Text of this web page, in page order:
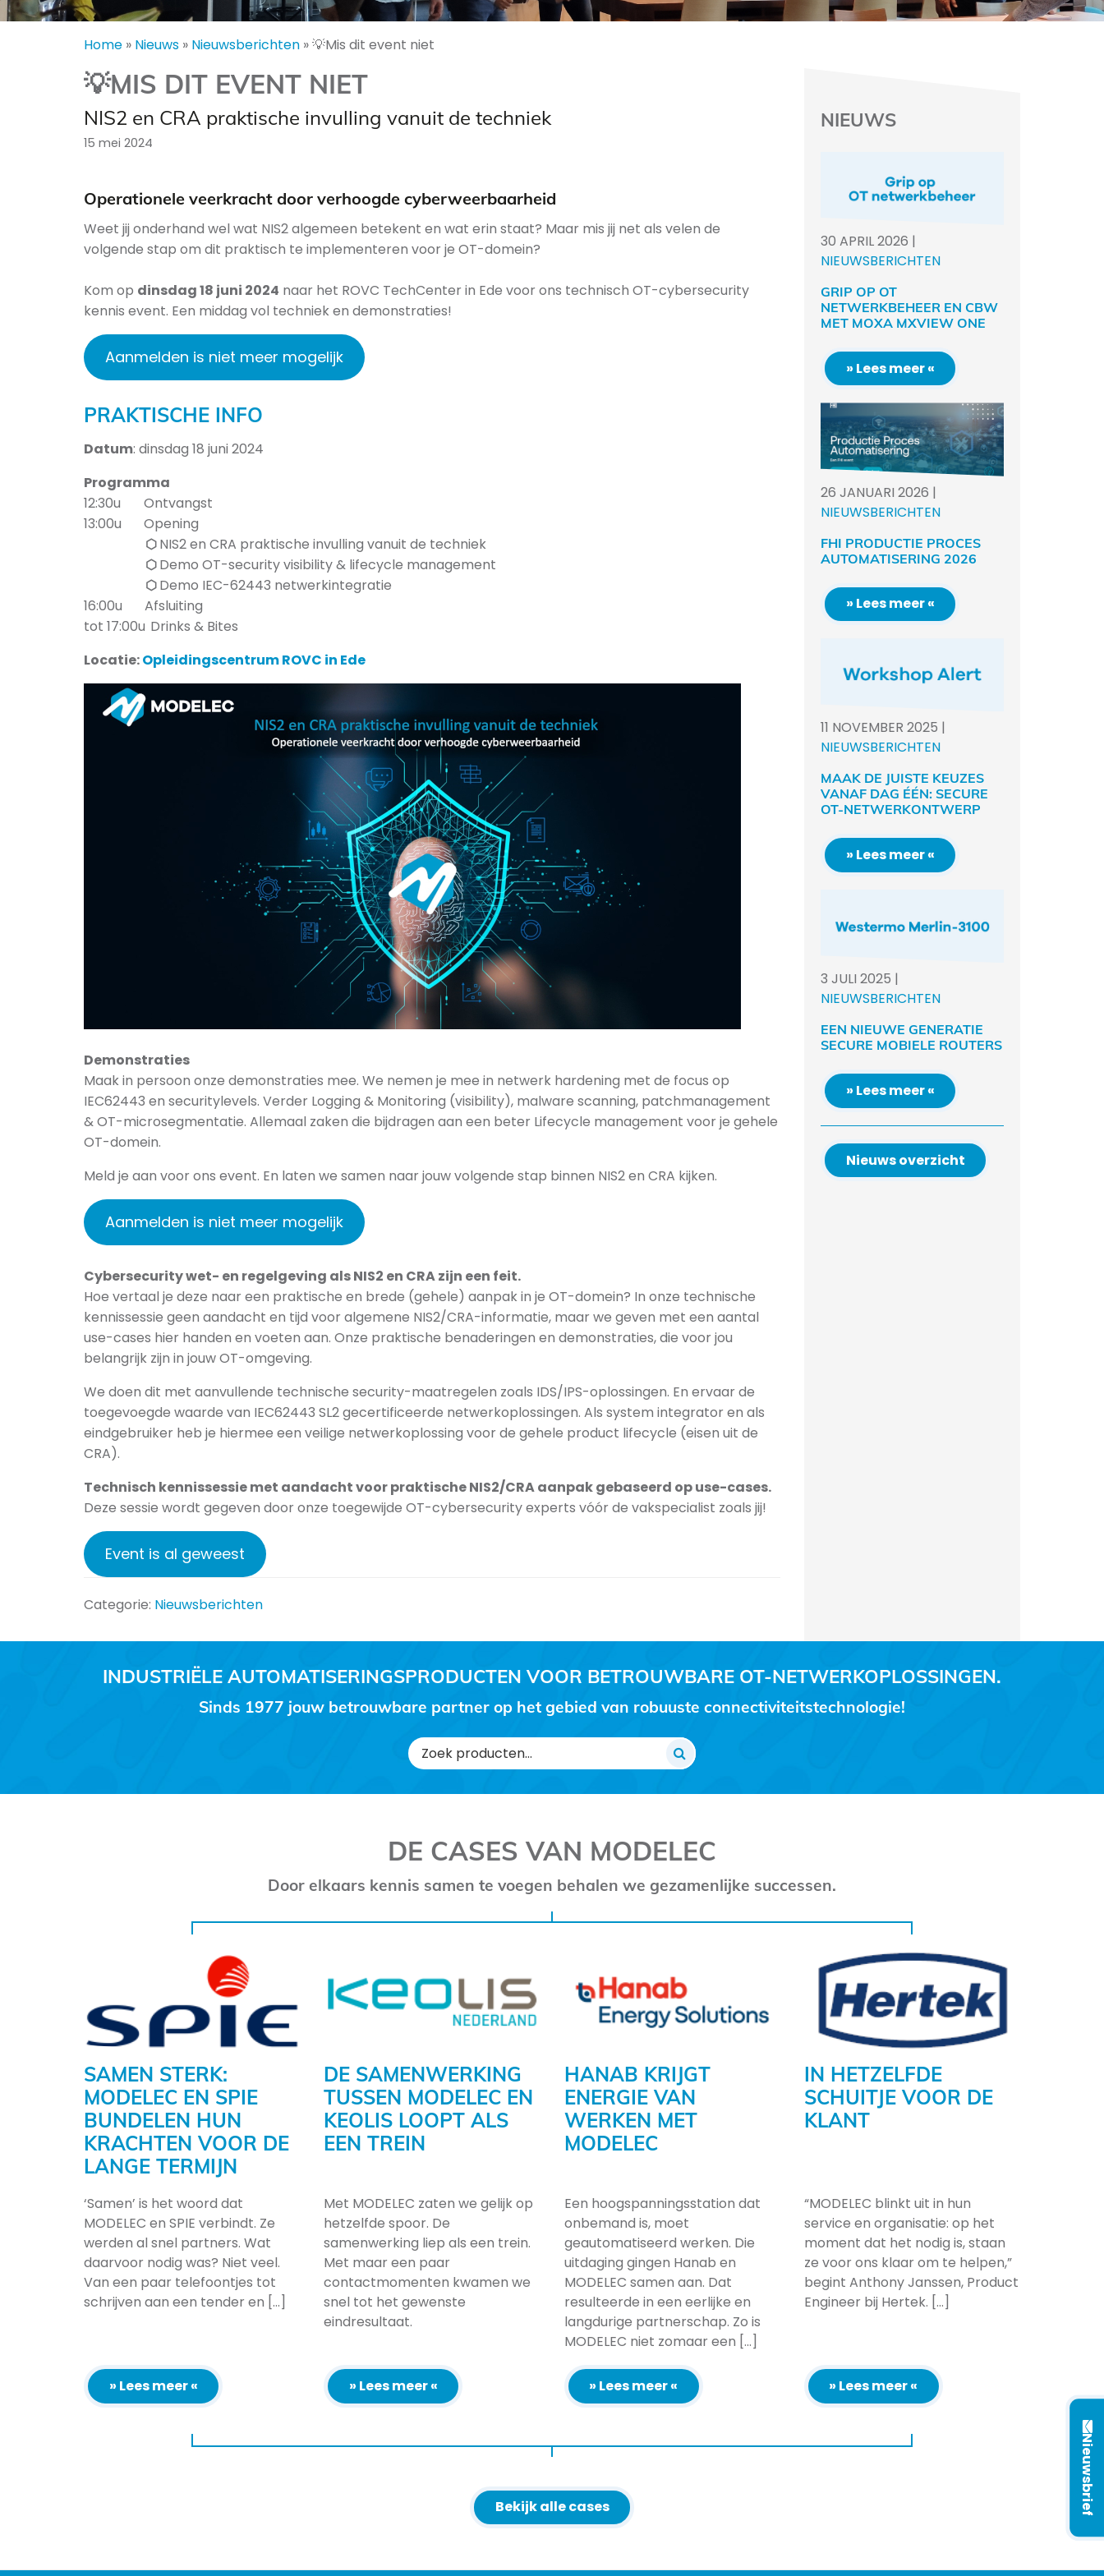
Home » Nieuws » Nieuwsberichten »💡Mis dit event niet
💡MIS DIT EVENT NIET
NIS2 en CRA praktische invulling vanuit de techniek
15 mei 2024
Operationele veerkracht door verhoogde cyberweerbaarheid
Weet jij onderhand wel wat NIS2 algemeen betekent en wat erin staat? Maar mis jij net als velen de
volgende stap om dit praktisch te implementeren voor je OT-domein?
Kom op dinsdag 18 juni 2024 naar het ROVC TechCenter in Ede voor ons technisch OT-cybersecurity
kennis event. Een middag vol techniek en demonstraties!
Aanmelden is niet meer mogelijk
PRAKTISCHE INFO
Datum: dinsdag 18 juni 2024
Programma
12:30u
Ontvangst
13:00u
Opening
⬡NIS2 en CRA praktische invulling vanuit de techniek
⬡Demo OT-security visibility & lifecycle management
⬡Demo IEC-62443 netwerkintegratie
16:00u
Afsluiting
tot 17:00u Drinks & Bites
Locatie:Opleidingscentrum ROVC in Ede
Demonstraties
Maak in persoon onze demonstraties mee. We nemen je mee in netwerk hardening met de focus op
IEC62443 en securitylevels. Verder Logging & Monitoring (visibility), malware scanning, patchmanagement
& OT-microsegmentatie. Allemaal zaken die bijdragen aan een beter Lifecycle management voor je gehele
OT-domein.
Meld je aan voor ons event. En laten we samen naar jouw volgende stap binnen NIS2 en CRA kijken.
Aanmelden is niet meer mogelijk
Cybersecurity wet- en regelgeving als NIS2 en CRA zijn een feit.
Hoe vertaal je deze naar een praktische en brede (gehele) aanpak in je OT-domein? In onze technische
kennissessie geen aandacht en tijd voor algemene NIS2/CRA-informatie, maar we geven met een aantal
use-cases hier handen en voeten aan. Onze praktische benaderingen en demonstraties, die voor jou
belangrijk zijn in jouw OT-omgeving.
We doen dit met aanvullende technische security-maatregelen zoals IDS/IPS-oplossingen. En ervaar de
toegevoegde waarde van IEC62443 SL2 gecertificeerde netwerkoplossingen. Als system integrator en als
eindgebruiker heb je hiermee een veilige netwerkoplossing voor de gehele product lifecycle (eisen uit de
CRA).
Technisch kennissessie met aandacht voor praktische NIS2/CRA aanpak gebaseerd op use-cases.
Deze sessie wordt gegeven door onze toegewijde OT-cybersecurity experts vóór de vakspecialist zoals jij!
Event is al geweest
Categorie: Nieuwsberichten
NIEUWS
30 APRIL2026 |
NIEUWSBERICHTEN
GRIP OP OT
NETWERKBEHEER EN CBW
MET MOXA MXVIEW ONE
» Lees meer «
26 JANUARI 2026 |
NIEUWSBERICHTEN
FHI PRODUCTIE PROCES
AUTOMATISERING 2026
» Lees meer «
11 NOVEMBER 2025 |
NIEUWSBERICHTEN
MAAK DE JUISTE KEUZES
VANAF DAG ÉÉN: SECURE
OT-NETWERKONTWERP
» Lees meer «
3 JULI 2025 |
NIEUWSBERICHTEN
EEN NIEUWE GENERATIE
SECURE MOBIELE ROUTERS
» Lees meer «
Nieuws overzicht
INDUSTRIËLE AUTOMATISERINGSPRODUCTEN VOOR BETROUWBARE OT-NETWERKOPLOSSINGEN.
Sinds 1977 jouw betrouwbare partner op het gebied van robuuste connectiviteitstechnologie!
Zoeken
naar:
DE CASES VAN MODELEC
Door elkaars kennis samen te voegen behalen we gezamenlijke successen.
SAMEN STERK:
MODELEC EN SPIE
BUNDELEN HUN
KRACHTEN VOOR DE
LANGE TERMIJN
‘Samen’ is het woord dat
MODELEC en SPIE verbindt. Ze
werden al snel partners. Wat
daarvoor nodig was? Niet veel.
Van een paar telefoontjes tot
schrijven aan een tender en [...]
» Lees meer «
DE SAMENWERKING
TUSSEN MODELEC EN
KEOLIS LOOPT ALS
EEN TREIN
Met MODELEC zaten we gelijk op
hetzelfde spoor. De
samenwerking liep als een trein.
Met maar een paar
contactmomenten kwamen we
snel tot het gewenste
eindresultaat.
» Lees meer «
HANAB KRIJGT
ENERGIE VAN
WERKEN MET
MODELEC
Een hoogspanningsstation dat
onbemand is, moet
geautomatiseerd werken. Die
uitdaging gingen Hanab en
MODELEC samen aan. Dat
resulteerde in een eerlijke en
langdurige partnerschap. Zo is
MODELEC niet zomaar een [...]
» Lees meer «
IN HETZELFDE
SCHUITJE VOOR DE
KLANT
“MODELEC blinkt uit in hun
service en organisatie: op het
moment dat het nodig is, staan
ze voor ons klaar om te helpen,”
begint Anthony Janssen, Product
Engineer bij Hertek. [...]
» Lees meer «
Bekijk alle cases Nieuwsbrief